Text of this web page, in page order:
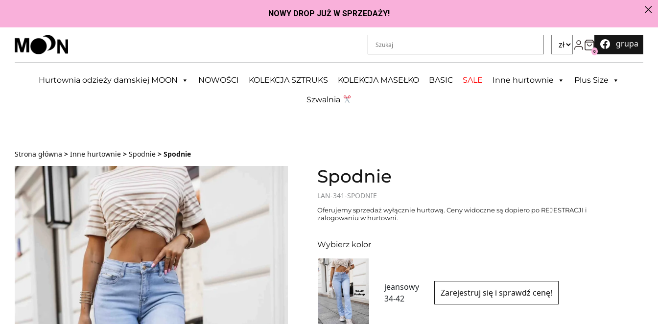
Przejdź do zawartości
0
grupa
Hurtownia odzieży damskiej MOON NOWOŚCI KOLEKCJA SZTRUKS KOLEKCJA MASEŁKO BASIC SALE Inne hurtownie Plus Size
Szwalnia
Strona główna > Inne hurtownie > Spodnie > Spodnie
Spodnie
LAN-341-SPODNIE
Oferujemy sprzedaż wyłącznie hurtową. Ceny widoczne są dopiero po REJESTRACJI i
zalogowaniu w hurtowni.
Wybierz kolor
jeansowy
34-42
Zarejestruj się i sprawdź cenę!